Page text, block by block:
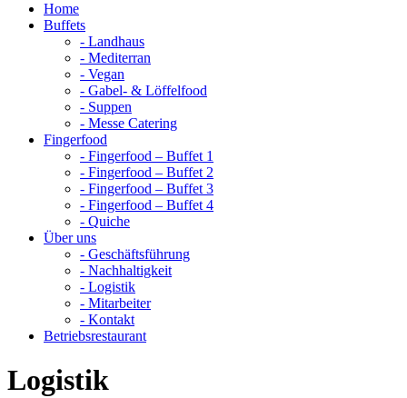
Home
Buffets
- Landhaus
- Mediterran
- Vegan
- Gabel- & Löffelfood
- Suppen
- Messe Catering
Fingerfood
- Fingerfood – Buffet 1
- Fingerfood – Buffet 2
- Fingerfood – Buffet 3
- Fingerfood – Buffet 4
- Quiche
Über uns
- Geschäftsführung
- Nachhaltigkeit
- Logistik
- Mitarbeiter
- Kontakt
Betriebsrestaurant
Logistik